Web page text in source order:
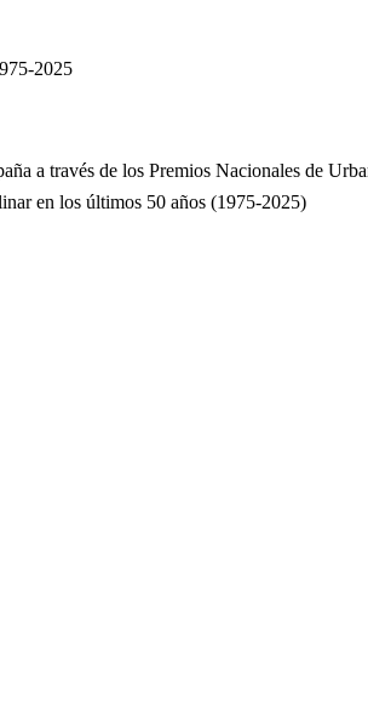
2025
a través de los Premios Nacionales de
en los últimos 50 años (1975-2025)